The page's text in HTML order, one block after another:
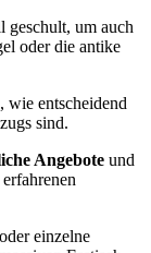
geschult, um auch
oder die antike
wie entscheidend
sind.
Angebote und
einzelne